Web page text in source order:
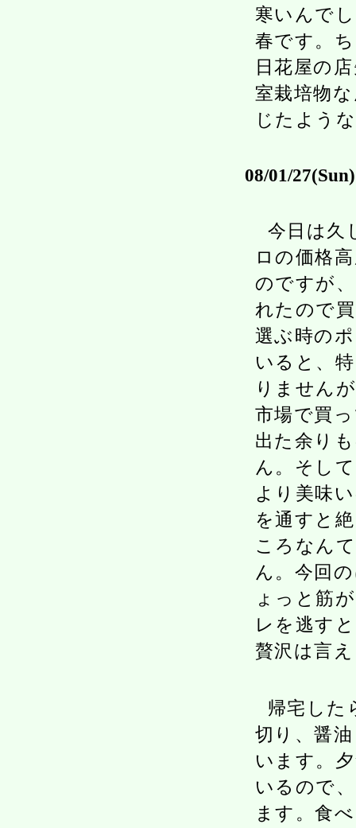
寒いんで
春です。
日花屋の
室栽培物
じたよう
08/01/27(Sun)
今日は久
ロの価格
のですが
れたので
選ぶ時の
いると、
りません
市場で買
出た余り
ん。そし
より美味
を通すと
ころなん
ん。今回
ょっと筋
レを逃す
贅沢は言
帰宅した
切り、醤
います。
いるので
ます。食